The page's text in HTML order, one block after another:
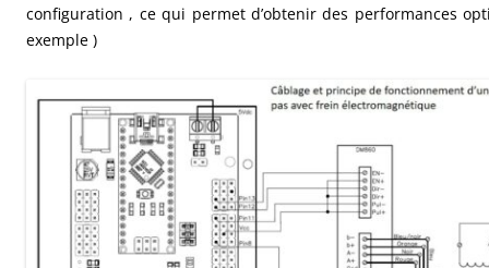
configuration , ce qui permet d’obtenir des performances
exemple )